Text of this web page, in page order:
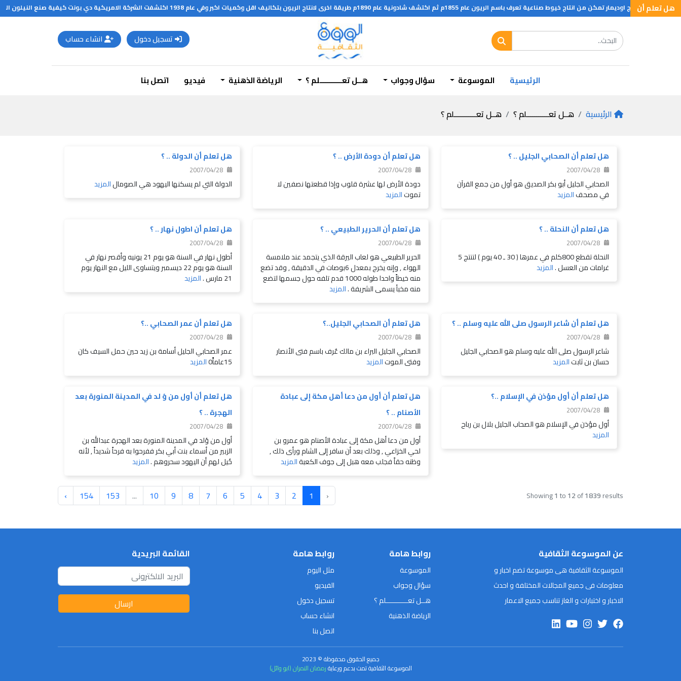
هل تعلم أن
باسم الريون عام 1855م ثم اكتشف شادونية عام 1890م طريقة اخرى لانتاج الريون بتكاليف اقل وكميات اكبر وفي عام 1938 اكتشفت الشركة الامريكية دي بونت كيفية صنع النيلون الصناعي الذي لا يحتاج الى اية مادة طبيعية ليفية لانتاجها
تسجيل دخول انشاء حساب
الرئيسية الموسوعة سؤال وجواب هــل تعـــــــــــلم ؟ الرياضة الذهنية فيديو اتصل بنا
الرئيسية هــل تعـــــــــــلم ؟ هــل تعـــــــــــلم ؟
هل تعلم أن الصحابي الجليل .. ؟
2007/04/28
الصحابي الجليل أبو بكر الصديق هو أول من جمع القرآن
في مصحفالمزيد
هل تعلم أن دودة الأرض .. ؟
2007/04/28
دودة الأرض لها عشرة قلوب وإذا قطعتها نصفين لا
تموتالمزيد
هل تعلم أن الدولة .. ؟
2007/04/28
الدولة التي لم يسكنها اليهود هي الصومالالمزيد
هل تعلم أن النحلة .. ؟
2007/04/28
النحلة تقطع 800كلم في عمرها ( 30 ـ 40 يوم ) لتنتج 5
غرامات من العسل .المزيد
هل تعلم أن الحرير الطبيعي .. ؟
2007/04/28
الحرير الطبيعي هو لعاب اليرقة الذي يتجمد عند ملامسة
الهواء , وإنه يخرج بمعدل 6بوصات في الدقيقة , وقد تضع
منه خيطاً واحدا طوله 1000 قدم تلفه حول جسمها لتضع
منه مخبأ يسمى الشريفة .المزيد
هل تعلم أن اطول نهار .. ؟
2007/04/28
أطول نهار في السنة هو يوم 21 يونيه وأقصر نهار في
السنة هو يوم 22 ديسمبر ويتساوى الليل مع النهار يوم
21 مارس .
المزيد
هل تعلم أن شاعر الرسول صلى الله عليه وسلم .. ؟
2007/04/28
شاعر الرسول صلى الله عليه وسلم هو الصحابي الجليل
حسان بن ثابتالمزيد
هل تعلم أن الصحابي الجليل..؟
2007/04/28
الصحابي الجليل البراء بن مالك عٌرف باسم فتى الأنصار
وفتى الموتالمزيد
هل تعلم أن عمر الصحابي ..؟
2007/04/28
عمر الصحابي الجليل أسامة بن زيد حين حمل السيف كان
15عاماًَ0
المزيد
هل تعلم أن أول مؤذن في الإسلام ..؟
2007/04/28
أول مؤذن في الإسلام هو الصحاب الجليل بلال بن رباح
المزيد
هل تعلم أن أول من دعا أهل مكة إلى عبادة
الأصنام .. ؟
2007/04/28
أول من دعا أهل مكة إلى عبادة الأصنام هو عمرو بن
لحي الخزاعي , وذلك بعد أن سافر إلى الشام ورأى ذلك ,
وظنه حقاً فجلب معه هبل إلى جوف الكعبةالمزيد
هل تعلم أن أول من وُ لد في المدينة المنورة بعد
الهجرة .. ؟
2007/04/28
أول من وُلد في المدينة المنورة بعد الهجرة عبدالله بن
الزبير من أسماء بنت أبي بكر ففرحوا به فرحاً شديداً , لأنه
خُيل لهم أن اليهود سحروهم .المزيد
Showing1 to12of1839results
‹
1
2
3
4
5
6
7
8
9
10
...
153
154
›
عن الموسوعة الثقافية
الموسوعة الثقافية هى موسوعة تضم اخبار و
معلومات فى جميع المجالات المختلفة و احدث
الاخبار و اختبارات و الغاز تناسب جميع الاعمار
روابط هامة
الموسوعة
سؤال وجواب
هــل تعـــــــــــلم ؟
الرياضة الذهنية
روابط هامة
مثل اليوم
الفيديو
تسجيل دخول
انشاء حساب
اتصل بنا
القائمة البريدية
ارسال
جميع الحقوق محفوظة © 2023
الموسوعة الثقافية تمت بدعم ورعايةرمضان النمران (ابو وائل)